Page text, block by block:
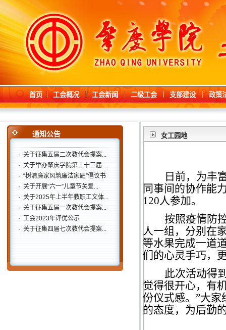
首页 工会概况 工会新闻 二级工会 支部建设 政策
通知公告
· 关于征集五届二次教代会提案...
· 关于举办肇庆学院第二十三届...
· “树清廉家风筑廉洁家庭”倡议书
· 关于开展“六一”儿童节关爱...
· 关于2025年上半年教职工文体...
· 关于征集五届一次教代会提案...
· 工会2023年评优公示
· 关于征集四届七次教代会提案...
女工园地
日前，为丰
同事间的协作能
120人参加。
按照疫情防
人一组，分别在
等水果完成一道
们的心灵手巧，
此次活动得
觉得很开心，有
份仪式感。 ”大家
的态度，为后勤